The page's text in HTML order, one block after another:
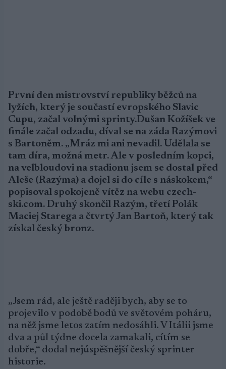
První den mistrovství republiky běžců na
lyžích, který je součastí evropského Slavic
Cupu, začal volnými sprinty.Dušan Kožíšek ve
finále začal odzadu, díval se na záda Razýmovi
s Bartoněm. „Mráz mi ani nevadil. Udělala se
tam díra, možná metr. Ale v posledním kopci,
na velbloudovi na stadionu jsem se dostal před
Aleše (Razýma) a dojel si do cíle s náskokem,“
popisoval spokojeně vítěz na webu czech-
ski.com. Druhý skončil Razým, třetí Polák
Maciej Starega a čtvrtý Jan Bartoň, který tak
získal český bronz.
„Jsem rád, ale ještě raději bych, aby se to
projevilo v podobě bodů ve světovém poháru,
na něž jsme letos zatím nedosáhli. V Itálii jsme
dva a půl týdne docela zamakali, cítím se
dobře,“ dodal nejúspěšnější český sprinter
historie.